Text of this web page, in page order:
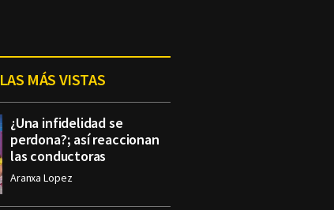
LAS MÁS VISTAS
¿Una infidelidad se
perdona?; así reaccionan
las conductoras
Aranxa Lopez